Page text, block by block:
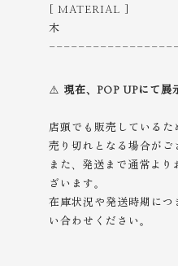
[ MATERIAL ]
木
⚠️ 現在、POP UPにて展
店頭でも販売しているた
売り切れとなる場合がご
また、発送まで通常よ
ざいます。
在庫状況や発送時期につ
い合わせください。